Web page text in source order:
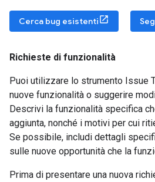
Cerca bug esistenti
Richieste di funzionalità
Puoi utilizzare lo strumento Issue
nuove funzionalità o suggerire
Descrivi la funzionalità specifica
aggiunta, nonché i motivi per cui
Se possibile, includi dettagli
sulle nuove opportunità che la
Prima di presentare una nuova